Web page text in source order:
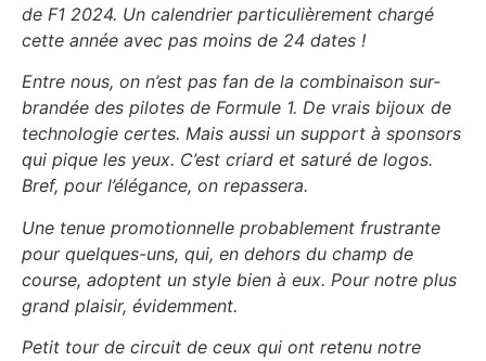
de F1 2024. Un calendrier particulièrement chargé
cette année avec pas moins de 24 dates !
Entre nous, on n’est pas fan de la combinaison sur-
brandée des pilotes de Formule 1. De vrais bijoux de
technologie certes. Mais aussi un support à sponsors
qui pique les yeux. C’est criard et saturé de logos.
Bref, pour l’élégance, on repassera.
Une tenue promotionnelle probablement frustrante
pour quelques-uns, qui, en dehors du champ de
course, adoptent un style bien à eux. Pour notre plus
grand plaisir, évidemment.
Petit tour de circuit de ceux qui ont retenu notre